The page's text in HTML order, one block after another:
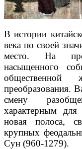
В истории
века по своей
место. На
насыщенного
преобразования.
смену
характерным для
новая полоса,
крупных
Сун (960-1279).